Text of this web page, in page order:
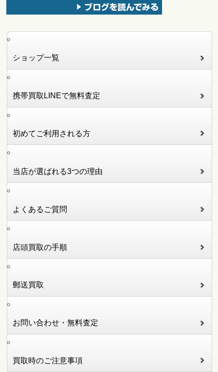
ショップ一覧
携帯買取LINEで無料査定
初めてご利用される方
当店が選ばれる3つの理由
よくあるご質問
店頭買取の手順
郵送買取
お問い合わせ・無料査定
買取時のご注意事項